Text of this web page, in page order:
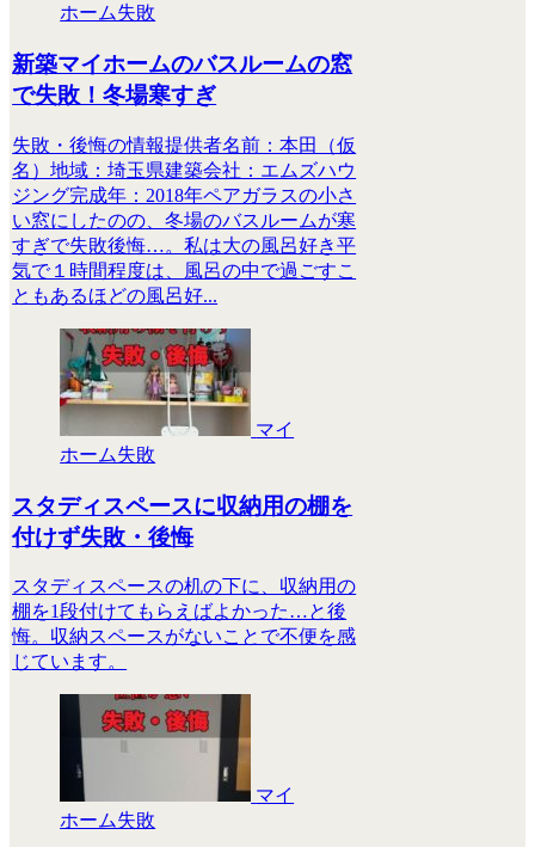
ホーム失敗
新築マイホームのバスルームの窓
で失敗！冬場寒すぎ
失敗・後悔の情報提供者名前：本田（仮
名）地域：埼玉県建築会社：エムズハウ
ジング完成年：2018年ペアガラスの小さ
い窓にしたのの、冬場のバスルームが寒
すぎで失敗後悔…。私は大の風呂好き平
気で１時間程度は、風呂の中で過ごすこ
ともあるほどの風呂好...
マイ
ホーム失敗
スタディスペースに収納用の棚を
付けず失敗・後悔
スタディスペースの机の下に、収納用の
棚を1段付けてもらえばよかった…と後
悔。収納スペースがないことで不便を感
じています。
マイ
ホーム失敗